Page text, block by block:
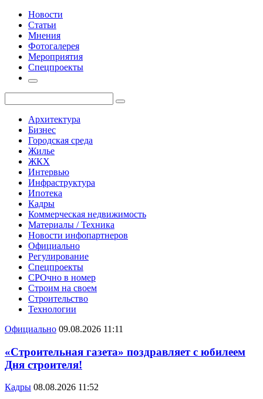
Новости
Статьи
Мнения
Фотогалерея
Мероприятия
Спецпроекты
Архитектура
Бизнес
Городская среда
Жилье
ЖКХ
Интервью
Инфраструктура
Ипотека
Кадры
Коммерческая недвижимость
Материалы / Техника
Новости инфопартнеров
Официально
Регулирование
Спецпроекты
СРОчно в номер
Строим на своем
Строительство
Технологии
Официально 09.08.2026 11:11
«Строительная газета» поздравляет с юбилеем
Дня строителя!
Кадры 08.08.2026 11:52